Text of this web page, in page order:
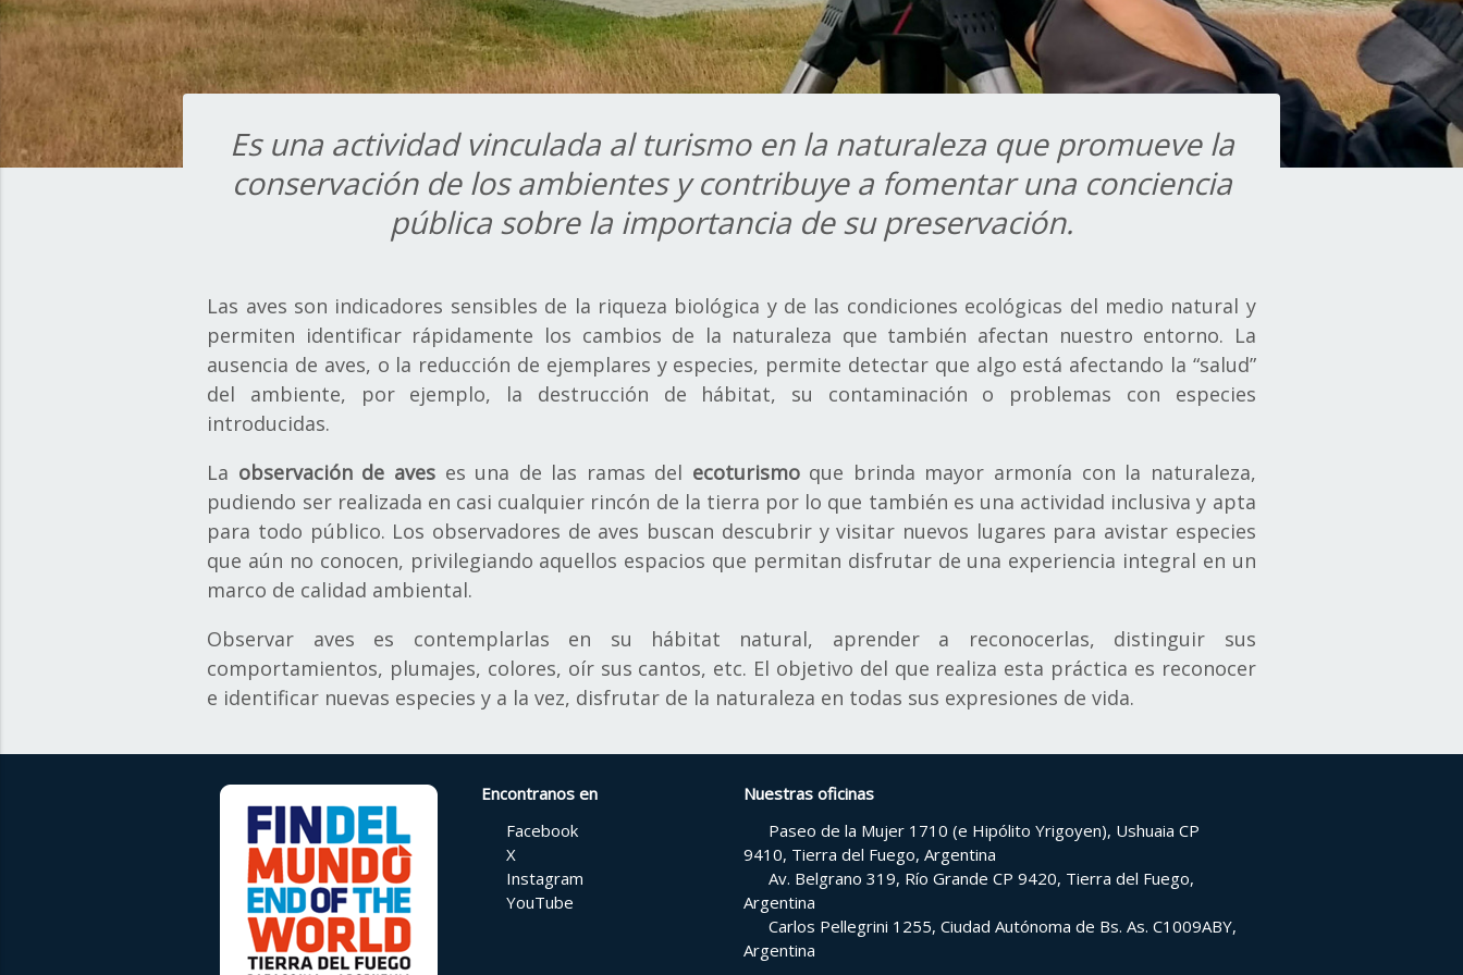
Es una actividad vinculada al turismo en la naturaleza que promueve la
conservación de los ambientes y contribuye a fomentar una conciencia
pública sobre la importancia de su preservación.
Las aves son indicadores sensibles de la riqueza biológica y de las condiciones ecológicas del medio natural y
permiten identificar rápidamente los cambios de la naturaleza que también afectan nuestro entorno. La
ausencia de aves, o la reducción de ejemplares y especies, permite detectar que algo está afectando la “salud”
del ambiente, por ejemplo, la destrucción de hábitat, su contaminación o problemas con especies
introducidas.
La observación de aveses una de las ramas del ecoturismoque brinda mayor armonía con la naturaleza,
pudiendo ser realizada en casi cualquier rincón de la tierra por lo que también es una actividad inclusiva y apta
para todo público. Los observadores de aves buscan descubrir y visitar nuevos lugares para avistar especies
que aún no conocen, privilegiando aquellos espacios que permitan disfrutar de una experiencia integral en un
marco de calidad ambiental.
Observar aves es contemplarlas en su hábitat natural, aprender a reconocerlas, distinguir sus
comportamientos, plumajes, colores, oír sus cantos, etc. El objetivo del que realiza esta práctica es reconocer
e identificar nuevas especies y a la vez, disfrutar de la naturaleza en todas sus expresiones de vida.
Encontranos en
Facebook
X
Instagram
YouTube
Nuestras oficinas
Paseo de la Mujer 1710 (e Hipólito Yrigoyen), Ushuaia CP
9410, Tierra del Fuego, Argentina
Av. Belgrano 319, Río Grande CP 9420, Tierra del Fuego,
Argentina
Carlos Pellegrini 1255, Ciudad Autónoma de Bs. As. C1009ABY,
Argentina